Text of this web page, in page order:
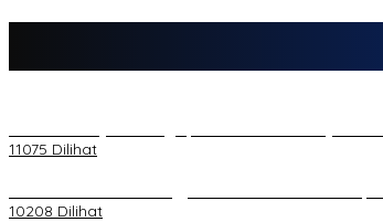
11075 Dilihat
10208 Dilihat